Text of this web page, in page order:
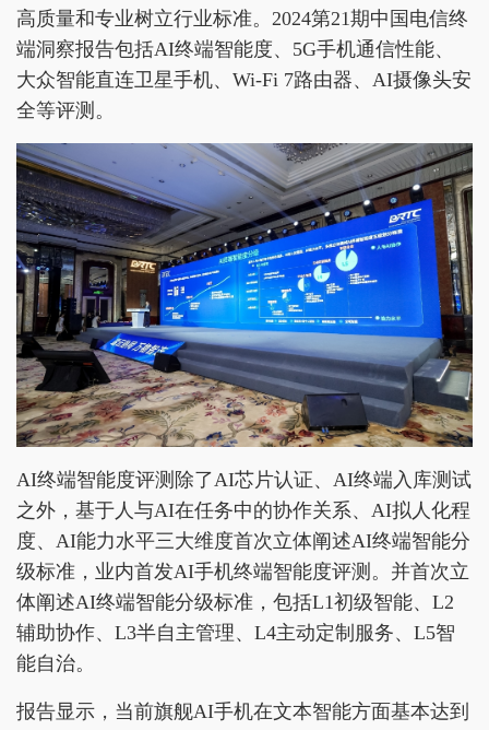
高质量和专业树立行业标准。2024第21期中国电信终
端洞察报告包括AI终端智能度、5G手机通信性能、
大众智能直连卫星手机、Wi-Fi 7路由器、AI摄像头安
全等评测。
AI终端智能度评测除了AI芯片认证、AI终端入库测试
之外，基于人与AI在任务中的协作关系、AI拟人化程
度、AI能力水平三大维度首次立体阐述AI终端智能分
级标准，业内首发AI手机终端智能度评测。并首次立
体阐述AI终端智能分级标准，包括L1初级智能、L2
辅助协作、L3半自主管理、L4主动定制服务、L5智
能自治。
报告显示，当前旗舰AI手机在文本智能方面基本达到